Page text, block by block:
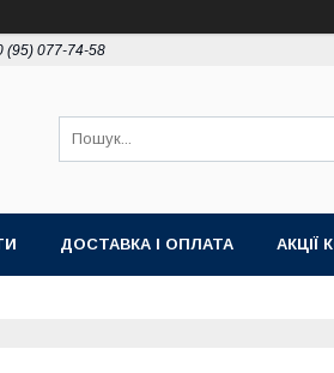
(95) 077-74-58
ДОСТАВКА І ОПЛАТА АКЦІЇ